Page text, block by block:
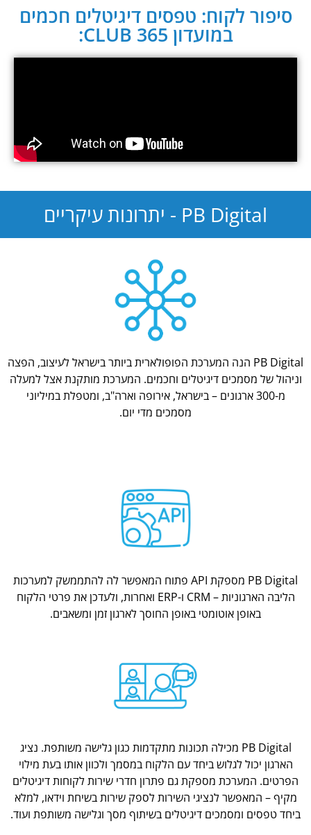
סיפור לקוח: טפסים דיגיטלים חכמים
במועדון CLUB 365:
PB Digital - יתרונות עיקריים
PB Digital הנה המערכת הפופולארית ביותר בישראל לעיצוב, הפצה
וניהול של מסמכים דיגיטלים וחכמים. המערכת מותקנת אצל למעלה
מ-300 ארגונים – בישראל, אירופה וארה"ב, ומטפלת במיליוני
מסמכים מדי יום.
PB Digital מספקת API פתוח המאפשר לה להתממשק למערכות
הליבה הארגוניות – CRM ו-ERP ואחרות, ולעדכן את פרטי הלקוח
באופן אוטומטי באופן החוסך לארגון זמן ומשאבים.
PB Digital מכילה תכונות מתקדמות כגון גלישה משותפת. נציג
הארגון יכול לגלוש ביחד עם הלקוח במסמך ולכוון אותו בעת מילוי
הפרטים. המערכת מספקת גם פתרון חדרי שירות לקוחות דיגיטלים
מקיף – המאפשר לנציגי השירות לספק שירות בשיחת וידאו, למלא
ביחד טפסים ומסמכים דיגיטלים בשיתוף מסך וגלישה משותפת ועוד.